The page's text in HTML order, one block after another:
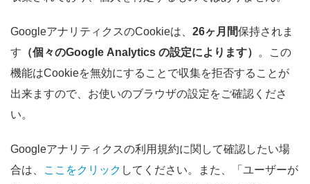
GoogleアナリティクスのCookieは、 26ヶ月間保持されま
す （個々のGoogle Analytics の設定によります）
。この
機能はCookieを無効にすることで収集を拒否することが
出来ますので、お使いのブラウザの設定をご確認くださ
い。
Googleアナリティクスの利用規約に関して確認したい場
合は、
ここをクリック してください。また、「ユーザーが